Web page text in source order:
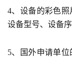
4、设备的彩色照
设备型号、设备
5、国外申请单